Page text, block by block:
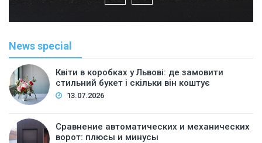
News special
Квіти в коробках у Львові: де замовити
стильний букет і скільки він коштує
13.07.2026
Сравнение автоматических и механических
ворот: плюсы и минусы